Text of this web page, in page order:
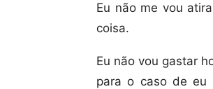
Eu não me vou
coisa.
Eu não vou gastar
para o caso de eu